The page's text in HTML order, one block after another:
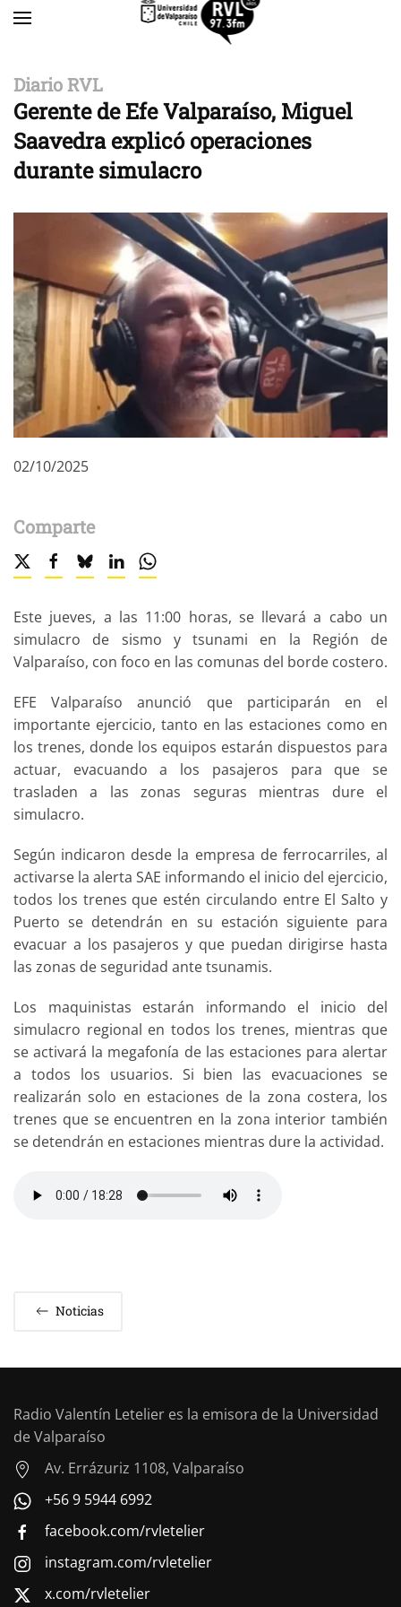
Diario RVL
Gerente de Efe Valparaíso, Miguel
Saavedra explicó operaciones
durante simulacro
02/10/2025
Comparte
Este jueves, a las 11:00 horas, se llevará a cabo un
simulacro de sismo y tsunami en la Región de
Valparaíso, con foco en las comunas del borde costero.
EFE Valparaíso anunció que participarán en el
importante ejercicio, tanto en las estaciones como en
los trenes, donde los equipos estarán dispuestos para
actuar, evacuando a los pasajeros para que se
trasladen a las zonas seguras mientras dure el
simulacro.
Según indicaron desde la empresa de ferrocarriles, al
activarse la alerta SAE informando el inicio del ejercicio,
todos los trenes que estén circulando entre El Salto y
Puerto se detendrán en su estación siguiente para
evacuar a los pasajeros y que puedan dirigirse hasta
las zonas de seguridad ante tsunamis.
Los maquinistas estarán informando el inicio del
simulacro regional en todos los trenes, mientras que
se activará la megafonía de las estaciones para alertar
a todos los usuarios. Si bien las evacuaciones se
realizarán solo en estaciones de la zona costera, los
trenes que se encuentren en la zona interior también
se detendrán en estaciones mientras dure la actividad.
Noticias
Radio Valentín Letelier es la emisora de la Universidad
de Valparaíso
Av. Errázuriz 1108, Valparaíso
+56 9 5944 6992
facebook.com/rvletelier
instagram.com/rvletelier
x.com/rvletelier